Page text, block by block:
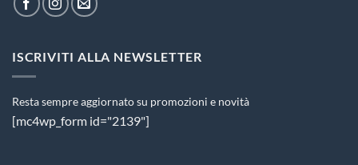
ISCRIVITI ALLA NEWSLETTER
Resta sempre aggiornato su promozioni e novità
[mc4wp_form id="2139"]